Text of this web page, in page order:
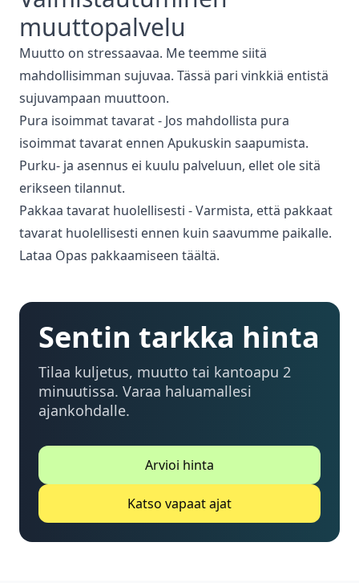
muuttopalvelu
Muutto on stressaavaa. Me teemme siitä
mahdollisimman sujuvaa. Tässä pari vinkkiä entistä
sujuvampaan muuttoon.
Pura isoimmat tavarat - Jos mahdollista pura
isoimmat tavarat ennen Apukuskin saapumista.
Purku- ja asennus ei kuulu palveluun, ellet ole sitä
erikseen tilannut.
Pakkaa tavarat huolellisesti - Varmista, että pakkaat
tavarat huolellisesti ennen kuin saavumme paikalle.
Lataa Opas pakkaamiseen täältä.
Sentin tarkka hinta
Tilaa kuljetus, muutto tai kantoapu 2
minuutissa. Varaa haluamallesi
ajankohdalle.
Arvioi hinta
Katso vapaat ajat